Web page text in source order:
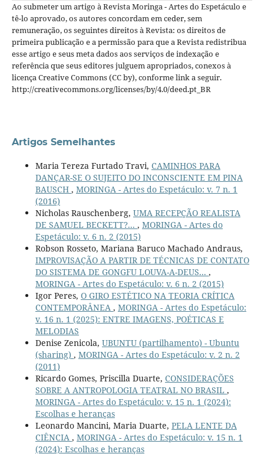
Ao submeter um artigo à Revista Moringa - Artes do Espetáculo e
tê-lo aprovado, os autores concordam em ceder, sem
remuneração, os seguintes direitos à Revista: os direitos de
primeira publicação e a permissão para que a Revista redistribua
esse artigo e seus meta dados aos serviços de indexação e
referência que seus editores julguem apropriados, conexos à
licença Creative Commons (CC by), conforme link a seguir.
http://creativecommons.org/licenses/by/4.0/deed.pt_BR
Artigos Semelhantes
Maria Tereza Furtado Travi, CAMINHOS PARA
DANÇAR-SE O SUJEITO DO INCONSCIENTE EM PINA
BAUSCH , MORINGA - Artes do Espetáculo: v. 7 n. 1
(2016)
Nicholas Rauschenberg, UMA RECEPÇÃO REALISTA
DE SAMUEL BECKETT?... , MORINGA - Artes do
Espetáculo: v. 6 n. 2 (2015)
Robson Rosseto, Mariana Baruco Machado Andraus,
IMPROVISAÇÃO A PARTIR DE TÉCNICAS DE CONTATO
DO SISTEMA DE GONGFU LOUVA-A-DEUS... ,
MORINGA - Artes do Espetáculo: v. 6 n. 2 (2015)
Igor Peres, O GIRO ESTÉTICO NA TEORIA CRÍTICA
CONTEMPORÂNEA , MORINGA - Artes do Espetáculo:
v. 16 n. 1 (2025): ENTRE IMAGENS, POÉTICAS E
MELODIAS
Denise Zenicola, UBUNTU (partilhamento) - Ubuntu
(sharing) , MORINGA - Artes do Espetáculo: v. 2 n. 2
(2011)
Ricardo Gomes, Priscilla Duarte, CONSIDERAÇÕES
SOBRE A ANTROPOLOGIA TEATRAL NO BRASIL ,
MORINGA - Artes do Espetáculo: v. 15 n. 1 (2024):
Escolhas e heranças
Leonardo Mancini, Maria Duarte, PELA LENTE DA
CIÊNCIA , MORINGA - Artes do Espetáculo: v. 15 n. 1
(2024): Escolhas e heranças